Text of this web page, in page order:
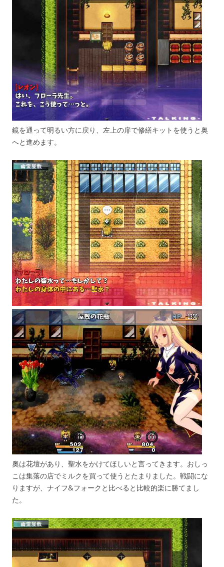
鏡を通って明るい方に戻り、左上の扉で修繕キットを使うと奥
へと進めます。
奧は花壇があり、聖水をかけてほしいと言ってきます。おしっ
こは集落の店でミルクを買って使うとたまりました。戦闘にな
りますが、ナイフ&フォークと比べると比較的楽に勝てまし
た。